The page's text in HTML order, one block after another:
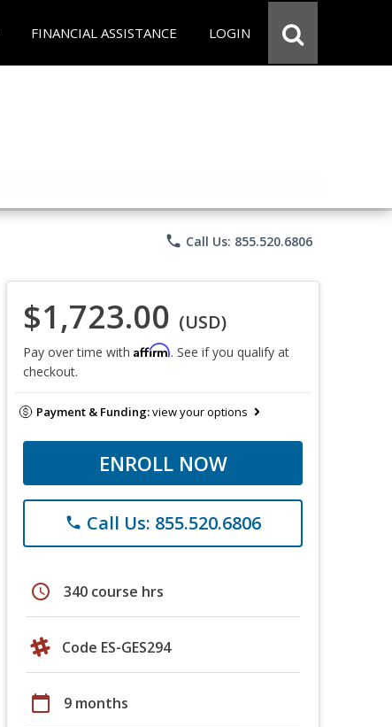
FINANCIAL ASSISTANCE LOGIN
phone Call Us: 855.520.6806
$1,723.00 (USD)
Pay over time with Affirm. See if you qualify at
checkout.
Payment & Funding:view your options
ENROLL NOW
phone Call Us: 855.520.6806
schedule 340 course hrs
Code ES-GES294
calendar_today 9 months